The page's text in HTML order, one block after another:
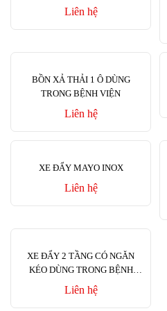
Liên hệ
BỒN XẢ THẢI 1 Ô DÙNG
TRONG BỆNH VIỆN
Liên hệ
XE ĐẨY MAYO INOX
Liên hệ
XE ĐẨY 2 TẦNG CÓ NGĂN
KÉO DÙNG TRONG BỆNH
VIỆN
Liên hệ